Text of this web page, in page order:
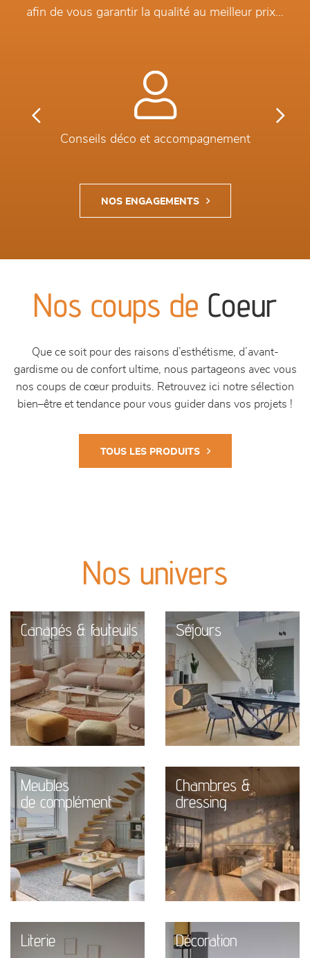
afin de vous garantir la qualité au meilleur prix...
Conseils déco et accompagnement
NOS ENGAGEMENTS
Nos coups de Coeur
Que ce soit pour des raisons d’esthétisme, d’avant-
gardisme ou de confort ultime, nous partageons avec vous
nos coups de cœur produits. Retrouvez ici notre sélection
bien–être et tendance pour vous guider dans vos projets !
TOUS LES PRODUITS
Nos univers
Canapés & fauteuils Séjours
Meubles
de complément
Chambres &
dressing
Literie Décoration